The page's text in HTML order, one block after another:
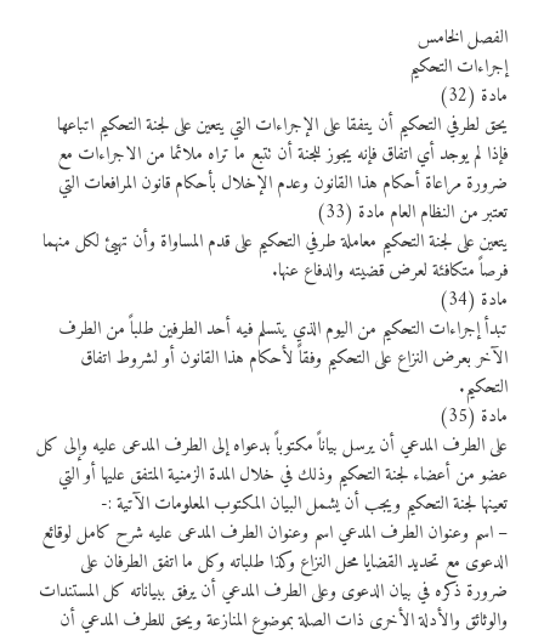
الفصل الخامس
إجراءات التحكيم
مادة (32)
يحق لطرفي التحكيم أن يتفقا على الإجراءات التي يتعين على لجنة التحكيم اتباعها
فإذا لم يوجد أي اتفاق فإنه يجوز للجنة أن تتبع ما تراه ملائما من الاجراءات مع
ضرورة مراعاة أحكام هذا القانون وعدم الإخلال بأحكام قانون المرافعات التي
تعتبر من النظام العام مادة (33)
يتعين على لجنة التحكيم معاملة طرفي التحكيم على قدم المساواة وأن تهيئ لكل منهما
فرصاً متكافئة لعرض قضيته والدفاع عنها.
مادة (34)
تبدأ إجراءات التحكيم من اليوم الذي يتسلم فيه أحد الطرفين طلباً من الطرف
الآخر بعرض النزاع على التحكيم وفقاً لأحكام هذا القانون أو لشروط اتفاق
التحكيم.
مادة (35)
على الطرف المدعي أن يرسل بياناً مكتوباً بدعواه إلى الطرف المدعى عليه وإلى كل
عضو من أعضاء لجنة التحكيم وذلك في خلال المدة الزمنية المتفق عليها أو التي
تعينها لجنة التحكيم ويجب أن يشمل البيان المكتوب المعلومات الآتية :-
– اسم وعنوان الطرف المدعي اسم وعنوان الطرف المدعى عليه شرح كامل لوقائع
الدعوى مع تحديد القضايا محل النزاع وكذا طلباته وكل ما اتفق الطرفان على
ضرورة ذكره في بيان الدعوى وعلى الطرف المدعي أن يرفق ببياناته كل المستندات
والوثائق والأدلة الأخرى ذات الصلة بموضوع المنازعة ويحق للطرف المدعي أن